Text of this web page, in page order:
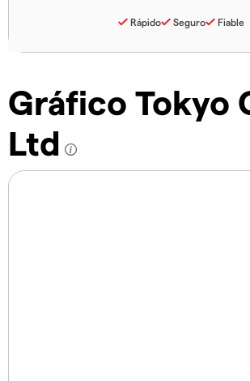
Gráfico Tokyo
Ltd
Rápido Seguro Fiable